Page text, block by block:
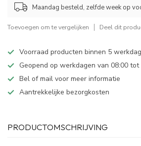
Maandag besteld, zelfde week op
Toevoegen om te vergelijken Deel dit
Voorraad producten binnen 5
Geopend op werkdagen van 08:00 tot
Bel of mail voor meer informatie
Aantrekkelijke bezorgkosten
PRODUCTOMSCHRIJVING